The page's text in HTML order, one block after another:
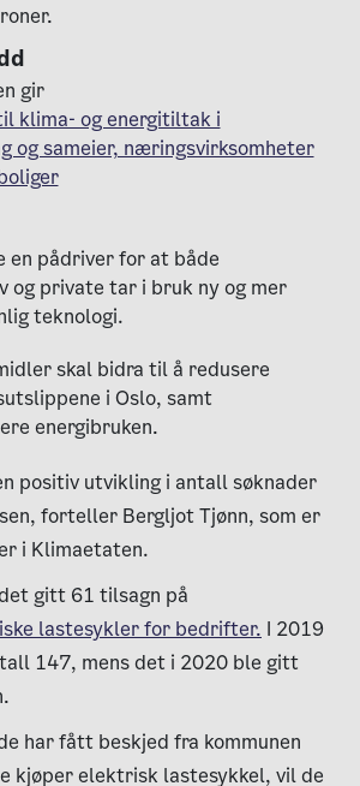
gir
klima- og energitiltak i
og sameier, næringsvirksomheter
en pådriver for at både
og private tar i bruk ny og mer
teknologi.
skal bidra til å redusere
i Oslo, samt
energibruken.
positiv utvikling i antall søknader
forteller Bergljot Tjønn, som er
i Klimaetaten.
gitt 61 tilsagn på
lastesykler for bedrifter. I 2019
147, mens det i 2020 ble gitt
har fått beskjed fra kommunen
kjøper elektrisk lastesykkel, vil de